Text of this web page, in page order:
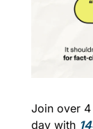
Join over
day with